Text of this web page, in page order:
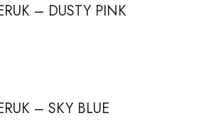
– DUSTY PINK
– SKY BLUE